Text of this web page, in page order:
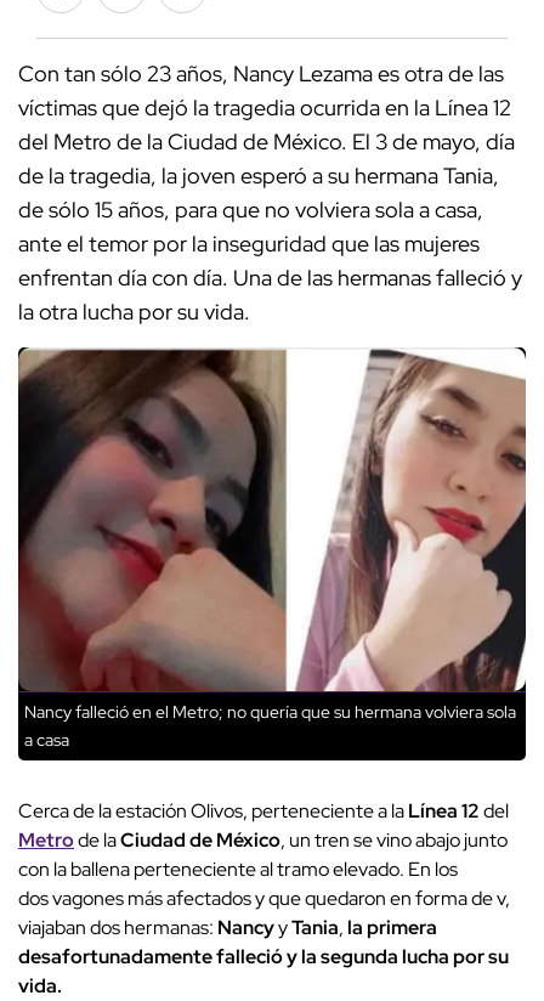
Con tan sólo 23 años, Nancy Lezama es otra de las
víctimas que dejó la tragedia ocurrida en la Línea 12
del Metro de la Ciudad de México. El 3 de mayo, día
de la tragedia, la joven esperó a su hermana Tania,
de sólo 15 años, para que no volviera sola a casa,
ante el temor por la inseguridad que las mujeres
enfrentan día con día. Una de las hermanas falleció y
la otra lucha por su vida.
Nancy falleció en el Metro; no quería que su hermana volviera sola
a casa
Cerca de la estación Olivos, perteneciente a laLínea 12del
Metrode laCiudad de México, un tren se vino abajo junto
con la ballena perteneciente al tramo elevado. En los
dos vagones más afectados y que quedaron en forma de v,
viajaban dos hermanas: NancyyTania,la primera
desafortunadamente falleció y la segunda lucha por su
vida.